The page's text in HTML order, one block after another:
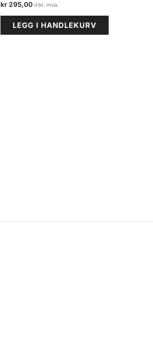
kr295,00
LEGG I HANDLEKURV